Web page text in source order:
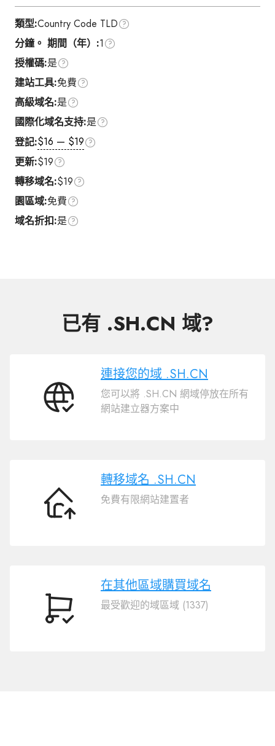
類型:Country Code TLD
分鐘。 期間（年）:1
授權碼:是
建站工具:免費
高級域名:是
國際化域名支持:是
登記:$16 — $19
更新:$19
轉移域名:$19
園區域:免費
域名折扣:是
已有 .SH.CN 域?
連
連接您的域 .SH.CN
您可以將 .SH.CN 網域停放在所有
網站建立器方案中
轉
轉移域名 .SH.CN
免費有限網站建置者
在
在其他區域購買域名
最受歡迎的域區域 (1337)